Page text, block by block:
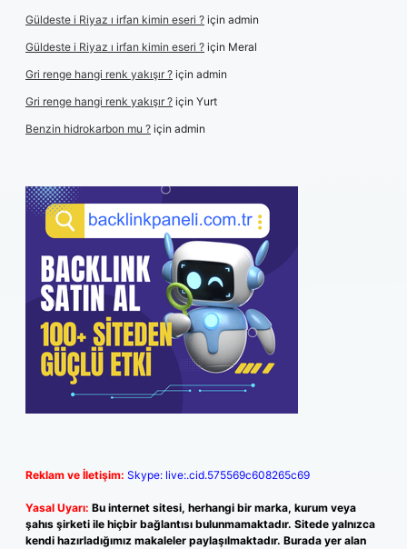
Güldeste i Riyaz ı irfan kimin eseri ? için admin
Güldeste i Riyaz ı irfan kimin eseri ? için Meral
Gri renge hangi renk yakışır ? için admin
Gri renge hangi renk yakışır ? için Yurt
Benzin hidrokarbon mu ? için admin
Reklam ve İletişim: Skype: live:.cid.575569c608265c69
Yasal Uyarı: Bu internet sitesi, herhangi bir marka, kurum veya
şahıs şirketi ile hiçbir bağlantısı bulunmamaktadır. Sitede yalnızca
kendi hazırladığımız makaleler paylaşılmaktadır. Burada yer alan